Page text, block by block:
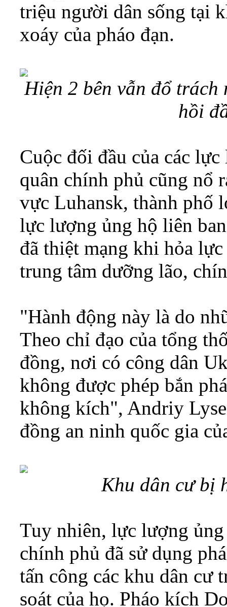
triệu người dân sống tại
xoáy của pháo đạn.
Hiện 2 bên vẫn đổ trách
hồi
Cuộc đối đầu của các
quân chính phủ cũng nổ
vực Luhansk, thành phố
lực lượng ủng hộ liên
đã thiệt mạng khi hỏa
trung tâm dưỡng lão,
"Hành động này là do
Theo chỉ đạo của tổng
đồng, nơi có công dân
không được phép bắn
không kích", Andriy
đồng an ninh quốc gia
Khu dân cư bị
Tuy nhiên, lực lượng
chính phủ đã sử dụng
tấn công các khu dân cư
soát của họ. Pháo kích